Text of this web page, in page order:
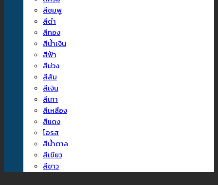
สีชมพู
สีดำ
สีทอง
สีน้ำเงิน
สีฟ้า
สีม่วง
สีส้ม
สีเงิน
สีเทา
สีเหลือง
สีแดง
โอรส
สีน้ำตาล
สีเขียว
สีขาว